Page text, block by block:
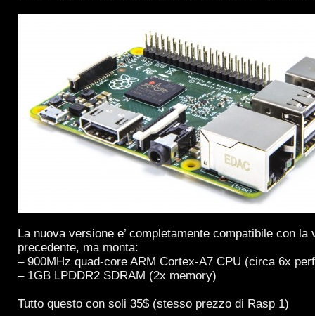
La nuova versione e’ completamente compatibile con la
precedente, ma monta:
– 900MHz quad-core ARM Cortex-A7 CPU (circa 6x
– 1GB LPDDR2 SDRAM (2x memory)
Tutto questo con soli 35$ (stesso prezzo di Rasp 1)